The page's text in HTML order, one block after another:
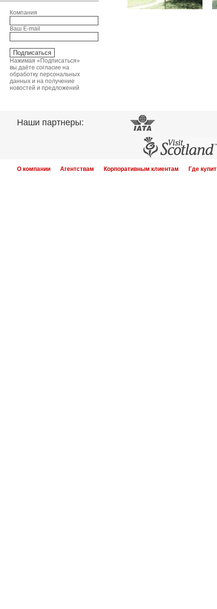
Компания
Ваш E-mail
Нажимая «Подписаться»
вы даёте согласие на
обработку персональных
данных и на получение
новостей и предложений
Наши партнеры:
О компании Агентствам Корпоративным клиентам Где